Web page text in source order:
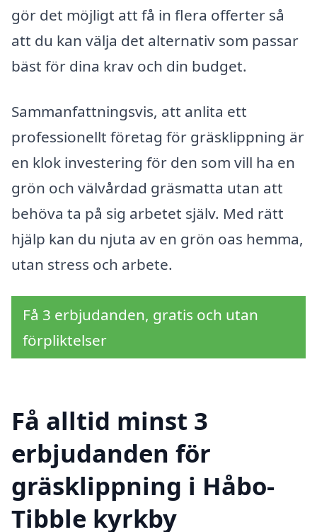
gör det möjligt att få in flera offerter så
att du kan välja det alternativ som passar
bäst för dina krav och din budget.
Sammanfattningsvis, att anlita ett
professionellt företag för gräsklippning är
en klok investering för den som vill ha en
grön och välvårdad gräsmatta utan att
behöva ta på sig arbetet själv. Med rätt
hjälp kan du njuta av en grön oas hemma,
utan stress och arbete.
Få 3 erbjudanden, gratis och utan
förpliktelser
Få alltid minst 3
erbjudanden för
gräsklippning i Håbo-
Tibble kyrkby